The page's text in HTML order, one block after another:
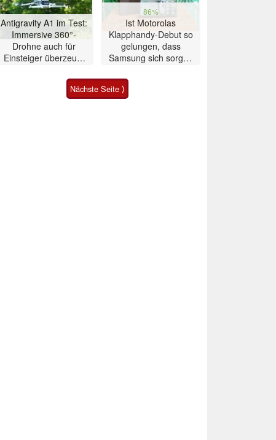
Antigravity A1 im Test:
Immersive 360°-
Drohne auch für
Einsteiger überzeugt
86%
Ist Motorolas
Klapphandy-Debut so
gelungen, dass
Samsung sich sorgen
Smartphone im Test
Nächste Seite ⟩